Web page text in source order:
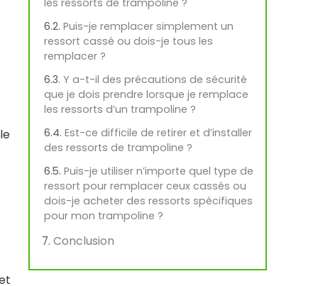
Puis-je remplacer simplement un
ressort cassé ou dois-je tous les
remplacer ?
Y a-t-il des précautions de sécurité
que je dois prendre lorsque je remplace
les ressorts d’un trampoline ?
Est-ce difficile de retirer et d’installer
des ressorts de trampoline ?
Puis-je utiliser n’importe quel type de
ressort pour remplacer ceux cassés ou
dois-je acheter des ressorts spécifiques
pour mon trampoline ?
Conclusion